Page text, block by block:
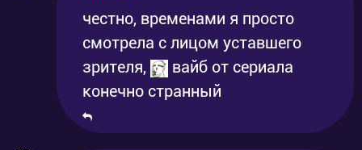
честно, временами я просто
смотрела с лицом уставшего
зрителя,
вайб от сериала
конечно странный